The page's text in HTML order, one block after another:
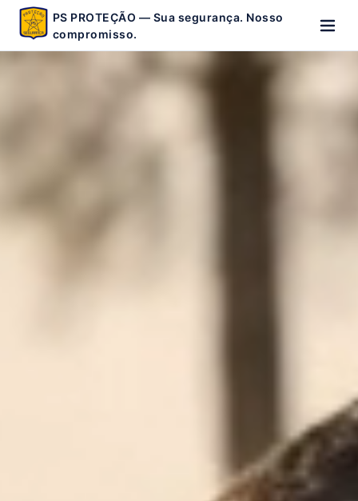
PS PROTEÇÃO — Sua segurança. Nosso
compromisso.